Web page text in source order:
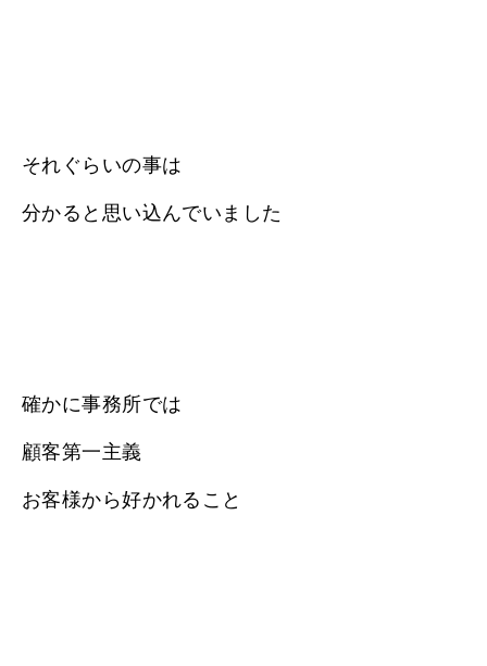
それぐらいの事は
分かると思い込んでいました
確かに事務所では
顧客第一主義
お客様から好かれること